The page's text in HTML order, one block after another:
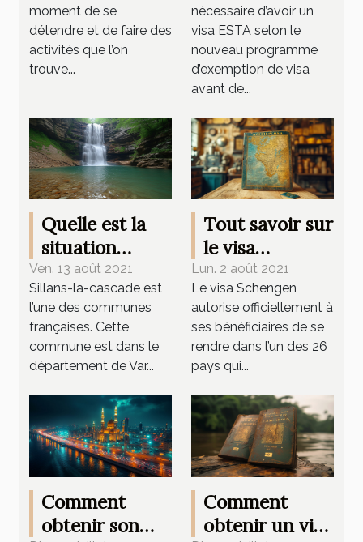
moment de se
détendre et de faire des
activités que l’on
trouve...
nécessaire d’avoir un
visa ESTA selon le
nouveau programme
d’exemption de visa
avant de...
Quelle est la
situation
géographique
de la cascade
de Sillans ?
Ven. 13 août 2021
Sillans-la-cascade est
l’une des communes
françaises. Cette
commune est dans le
département de Var...
Tout savoir sur
le visa
Schengen
Lun. 2 août 2021
Le visa Schengen
autorise officiellement à
ses bénéficiaires de se
rendre dans l’un des 26
pays qui...
Comment
obtenir son
Comment
obtenir un visa